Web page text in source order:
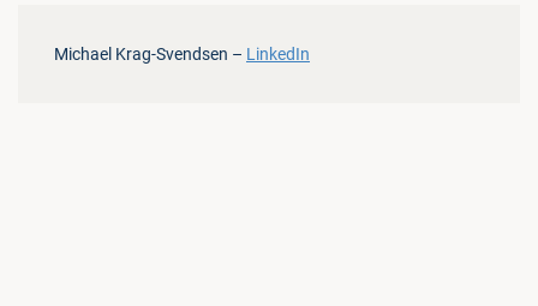
Michael Krag-Svendsen – LinkedIn